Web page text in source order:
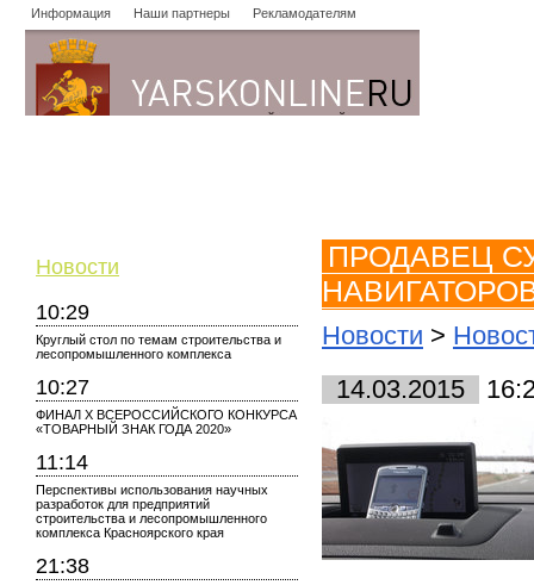
Информация Наши партнеры Рекламодателям
Новости
10:29
Круглый стол по темам строительства и
лесопромышленного комплекса
10:27
ФИНАЛ X ВСЕРОССИЙСКОГО КОНКУРСА
«ТОВАРНЫЙ ЗНАК ГОДА 2020»
11:14
Перспективы использования научных
разработок для предприятий
строительства и лесопромышленного
комплекса Красноярского края
21:38
ПРОДАВЕЦ
Новости >
14.03.2015